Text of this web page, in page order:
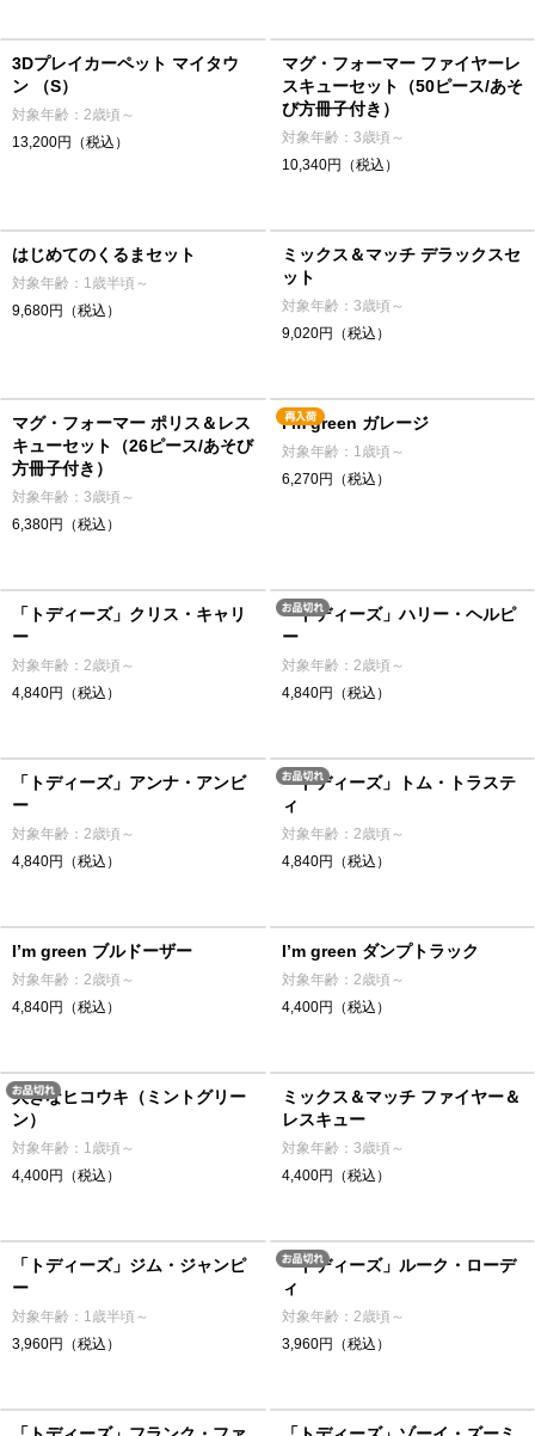
3Dプレイカーペット マイタウ
ン （S）
対象年齢：2歳頃～
13,200円（税込）
マグ・フォーマー ファイヤーレ
スキューセット（50ピース/あそ
び方冊子付き）
対象年齢：3歳頃～
10,340円（税込）
はじめてのくるまセット
対象年齢：1歳半頃～
9,680円（税込）
ミックス＆マッチ デラックスセ
ット
対象年齢：3歳頃～
9,020円（税込）
マグ・フォーマー ポリス＆レス
キューセット（26ピース/あそび
方冊子付き）
対象年齢：3歳頃～
6,380円（税込）
I’m green ガレージ
対象年齢：1歳頃～
6,270円（税込）
「トディーズ」クリス・キャリ
ー
対象年齢：2歳頃～
4,840円（税込）
「トディーズ」ハリー・ヘルピ
ー
対象年齢：2歳頃～
4,840円（税込）
「トディーズ」アンナ・アンビ
ー
対象年齢：2歳頃～
4,840円（税込）
「トディーズ」トム・トラステ
ィ
対象年齢：2歳頃～
4,840円（税込）
I’m green ブルドーザー
対象年齢：2歳頃～
4,840円（税込）
I’m green ダンプトラック
対象年齢：2歳頃～
4,400円（税込）
大きなヒコウキ（ミントグリー
ン）
対象年齢：1歳頃～
4,400円（税込）
ミックス＆マッチ ファイヤー＆
レスキュー
対象年齢：3歳頃～
4,400円（税込）
「トディーズ」ジム・ジャンピ
ー
対象年齢：1歳半頃～
3,960円（税込）
「トディーズ」ルーク・ローデ
ィ
対象年齢：2歳頃～
3,960円（税込）